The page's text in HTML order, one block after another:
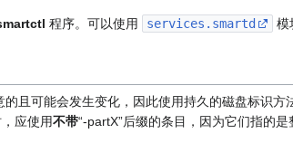
程序。可以使用 services.smartd 模
的且可能会发生变化，因此使用持久的磁盘标识
应使用不带“-partX”后缀的条目，因为它们指的是